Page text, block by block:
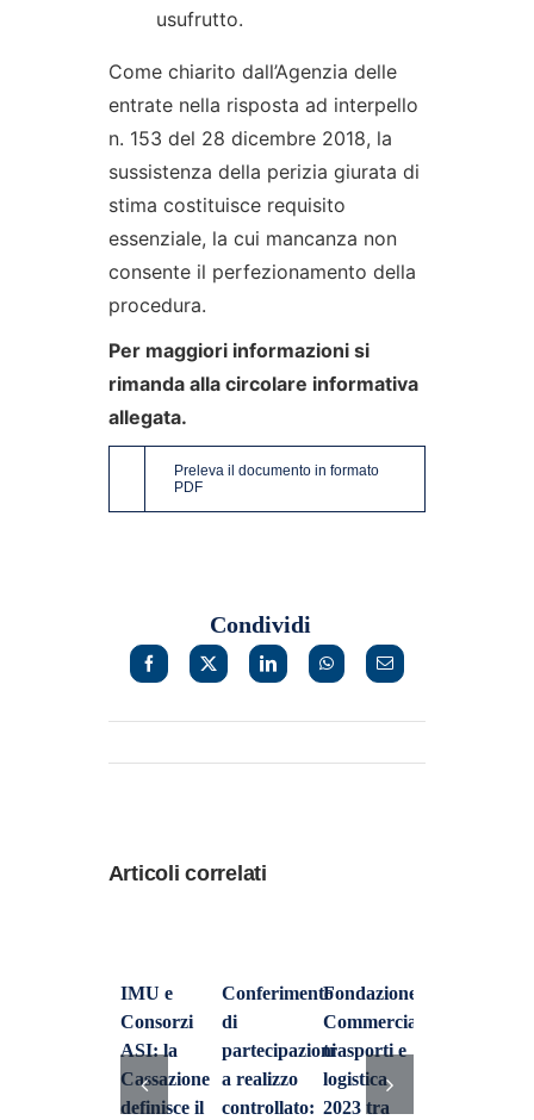
usufrutto.
Come chiarito dall’Agenzia delle
entrate nella risposta ad interpello
n. 153 del 28 dicembre 2018, la
sussistenza della perizia giurata di
stima costituisce requisito
essenziale, la cui mancanza non
consente il perfezionamento della
procedura.
Per maggiori informazioni si
rimanda alla circolare informativa
allegata.
Preleva il documento in formato
PDF
Condividi
Articoli correlati
IMU e
Consorzi
ASI: la
Cassazione
definisce il
Conferimento
di
partecipazioni
a realizzo
controllato:
Fondazione
Commercialisti:
trasporti e
logistica
2023 tra